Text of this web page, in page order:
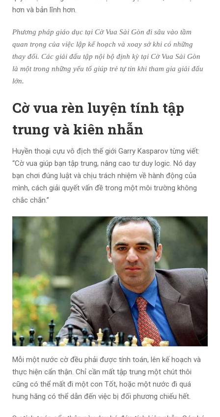
hơn và bản lĩnh hơn.
Phương pháp giáo dục tại Cờ Vua Sài Gòn đi sâu vào tầm
quan trọng của việc lập kế hoạch và xoay sở khi có những
thay đổi. Các giải đấu tập nội bộ định kỳ tại Cờ Vua Sài Gòn
là một trong những yếu tố giúp trẻ tự tin khi tham gia giải đấu
lớn.
Cờ vua rèn luyện tính tập
trung và kiên nhẫn
Huyền thoại cựu vô địch thế giới Garry Kasparov từng viết:
“Cờ vua giúp bạn tập trung, nâng cao tư duy logic. Nó dạy
bạn chơi đúng luật và chịu trách nhiệm về hành động của
mình, cách giải quyết vấn đề trong một môi trường không
chắc chắn.”
Mỗi một nước cờ đều phải được tính toán, lên kế hoạch và
thực hiện cẩn thận. Chỉ cần mất tập trung một chút thôi
cũng có thể mất đi một con Tốt, hoặc một nước đi quá
hung hăng có thể dẫn đến việc bị đối phương chiếu hết.